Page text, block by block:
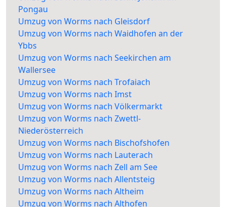
Pongau
Umzug von Worms nach Gleisdorf
Umzug von Worms nach Waidhofen an der
Ybbs
Umzug von Worms nach Seekirchen am
Wallersee
Umzug von Worms nach Trofaiach
Umzug von Worms nach Imst
Umzug von Worms nach Völkermarkt
Umzug von Worms nach Zwettl-
Niederösterreich
Umzug von Worms nach Bischofshofen
Umzug von Worms nach Lauterach
Umzug von Worms nach Zell am See
Umzug von Worms nach Allentsteig
Umzug von Worms nach Altheim
Umzug von Worms nach Althofen